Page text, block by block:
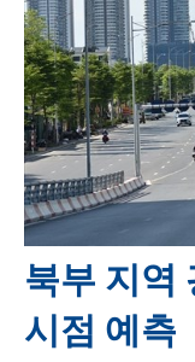
북부 지역
시점 예측